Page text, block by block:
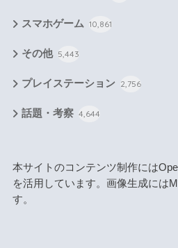
スマホゲーム 10,861
その他 5,443
プレイステーション 2,756
話題・考察 4,644
本サイトのコンテンツ制作には
を活用しています。画像生成には
す。